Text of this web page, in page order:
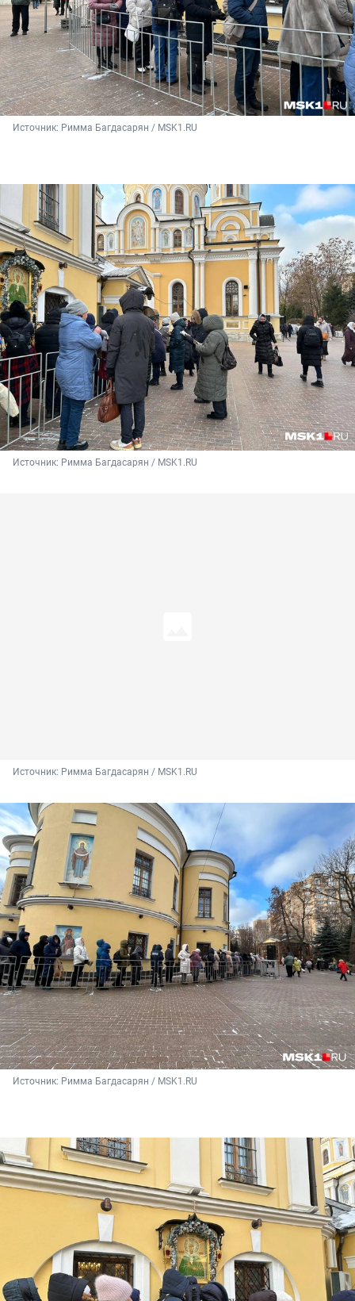
Источник: Римма Багдасарян / MSK1.RU
Источник: Римма Багдасарян / MSK1.RU
Источник: Римма Багдасарян / MSK1.RU
Источник: Римма Багдасарян / MSK1.RU